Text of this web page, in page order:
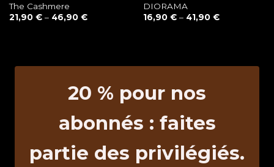
The Cashmere
21,90 €– 46,90 €
DIORAMA
16,90 €– 41,90 €
20 % pour nos
abonnés : faites
partie des privilégiés.